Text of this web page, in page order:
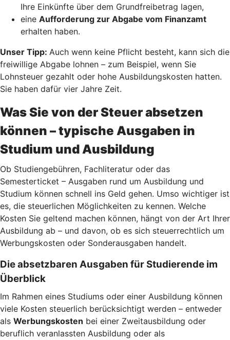
Ihre Einkünfte über dem Grundfreibetrag lagen,
eine Aufforderung zur Abgabe vom Finanzamt
erhalten haben.
Unser Tipp: Auch wenn keine Pflicht besteht, kann sich die
freiwillige Abgabe lohnen – zum Beispiel, wenn Sie
Lohnsteuer gezahlt oder hohe Ausbildungskosten hatten.
Sie haben dafür vier Jahre Zeit.
Was Sie von der Steuer absetzen
können – typische Ausgaben in
Studium und Ausbildung
Ob Studiengebühren, Fachliteratur oder das
Semesterticket – Ausgaben rund um Ausbildung und
Studium können schnell ins Geld gehen. Umso wichtiger ist
es, die steuerlichen Möglichkeiten zu kennen. Welche
Kosten Sie geltend machen können, hängt von der Art Ihrer
Ausbildung ab – und davon, ob es sich steuerrechtlich um
Werbungskosten oder Sonderausgaben handelt.
Die absetzbaren Ausgaben für Studierende im
Überblick
Im Rahmen eines Studiums oder einer Ausbildung können
viele Kosten steuerlich berücksichtigt werden – entweder
als Werbungskosten bei einer Zweitausbildung oder
beruflich veranlassten Ausbildung oder als